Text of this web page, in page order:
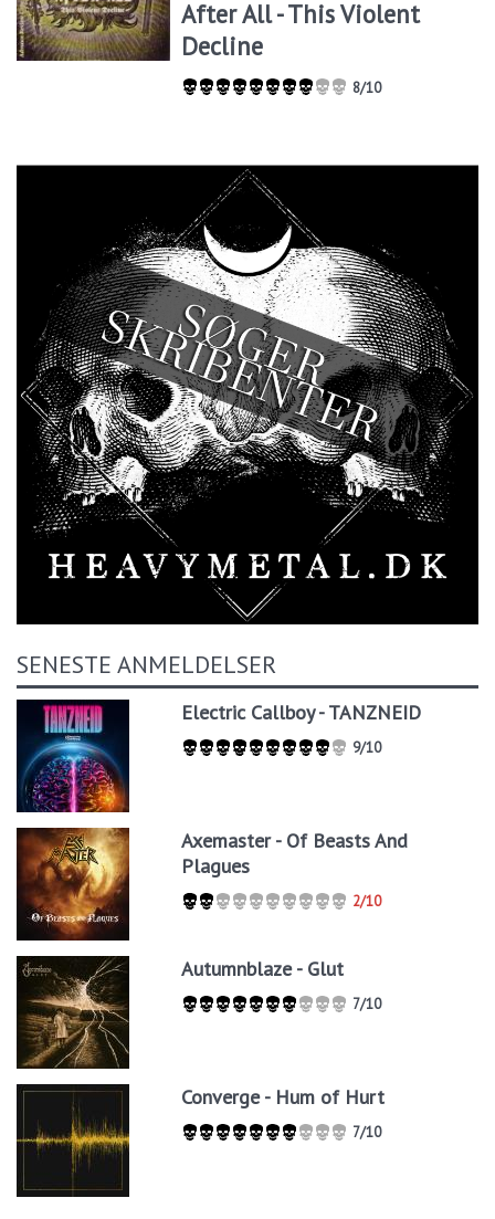
After All - This Violent
Decline
8/10
SENESTE ANMELDELSER
Electric Callboy - TANZNEID
9/10
Axemaster - Of Beasts And
Plagues
2/10
Autumnblaze - Glut
7/10
Converge - Hum of Hurt
7/10